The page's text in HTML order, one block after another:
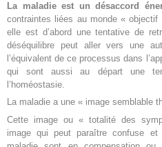
La maladie est un désaccord
contraintes liées au monde «
elle est d’abord une tentative de
déséquilibre peut aller vers une
l’équivalent de ce processus dans
qui sont aussi au départ une
l’homéostasie.
La maladie a une « image semblable
Cette image ou « totalité des
image qui peut paraître confuse